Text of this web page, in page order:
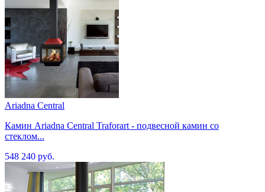
Ariadna Central
Камин Ariadna Central Traforart - подвесной камин со
стеклом...
548 240 руб.